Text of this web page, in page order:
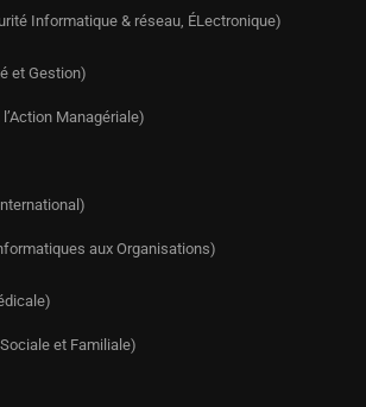
Informatique & réseau, ÉLectronique)
et Gestion)
Managériale)
aux Organisations)
et Familiale)